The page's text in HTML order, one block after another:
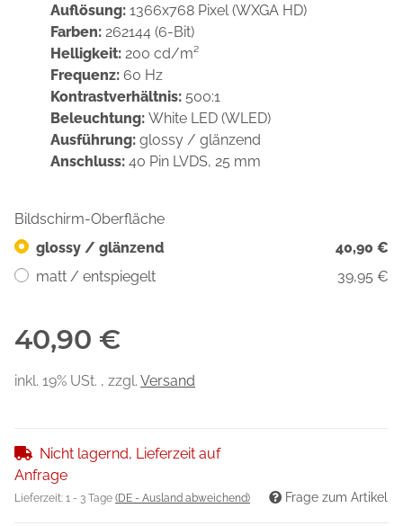
Auflösung: 1366x768 Pixel (WXGA HD)
Farben: 262144 (6-Bit)
Helligkeit: 200 cd/m²
Frequenz: 60 Hz
Kontrastverhältnis: 500:1
Beleuchtung: White LED (WLED)
Ausführung: glossy / glänzend
Anschluss: 40 Pin LVDS, 25 mm
Bildschirm-Oberfläche
glossy / glänzend
40,90 €
matt / entspiegelt
39,95 €
40,90 €
inkl. 19% USt. , zzgl. Versand
Nicht lagernd, Lieferzeit auf
Anfrage
Lieferzeit: 1 - 3 Tage (DE - Ausland abweichend) Frage zum Artikel